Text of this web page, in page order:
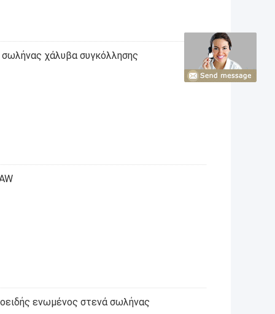
χάλυβα συγκόλλησης
ενωμένος στενά σωλήνας